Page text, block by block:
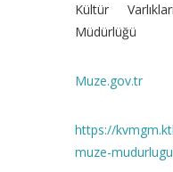
Kültür
Müdürlüğü
Muze.gov.tr
https://
muze-